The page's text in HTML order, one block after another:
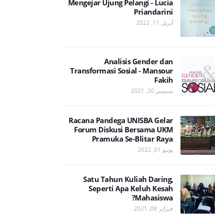
Mengejar Ujung Pelangi - Lucia
Priandarini
أبريل 11, 2022
Analisis Gender dan
Transformasi Sosial - Mansour
Fakih
سبتمبر 20, 2021
Racana Pandega UNISBA Gelar
Forum Diskusi Bersama UKM
Pramuka Se-Blitar Raya
يونيو 01, 2022
Satu Tahun Kuliah Daring,
Seperti Apa Keluh Kesah
Mahasiswa?
فبراير 08, 2021